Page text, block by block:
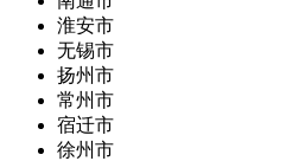
淮安市
无锡市
扬州市
常州市
宿迁市
徐州市